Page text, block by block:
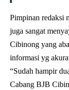
Pimpinan redaksi
juga sangat
Cibinong yang
informasi yg
“Sudah hampir
Cabang BJB